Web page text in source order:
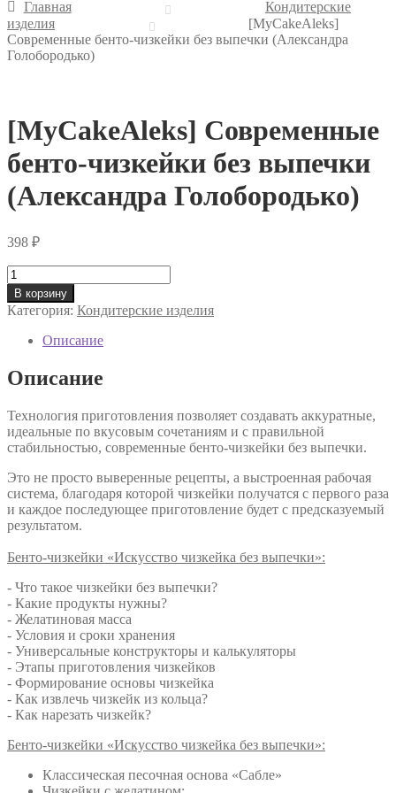
Главная
Кондитерские
изделия
[MyCakeAleks]
Современные бенто-чизкейки без выпечки (Александра
Голобородько)
[MyCakeAleks] Современные
бенто-чизкейки без выпечки
(Александра Голобородько)
398 ₽
Количество
товара
[MyCakeAleks]
Современные
бенто-
чизкейки
без
выпечки
Голобородько)
В корзину
Категория: Кондитерские изделия
Описание
Описание
Технология приготовления позволяет создавать аккуратные,
идеальные по вкусовым сочетаниям и с правильной
стабильностью, современные бенто-чизкейки без выпечки.
Это не просто выверенные рецепты, а выстроенная рабочая
система, благодаря которой чизкейки получатся с первого раза
и каждое последующее приготовление будет с предсказуемый
результатом.
Бенто-чизкейки «Искусство чизкейка без выпечки»:
- Что такое чизкейки без выпечки?
- Какие продукты нужны?
- Желатиновая масса
- Условия и сроки хранения
- Универсальные конструкторы и калькуляторы
- Этапы приготовления чизкейков
- Формирование основы чизкейка
- Как извлечь чизкейк из кольца?
- Как нарезать чизкейк?
Бенто-чизкейки «Искусство чизкейка без выпечки»:
Классическая песочная основа «Сабле»